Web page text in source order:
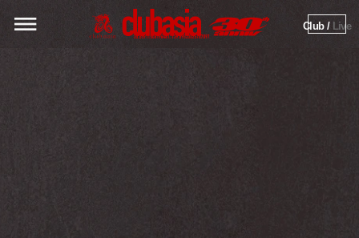
Club / Live